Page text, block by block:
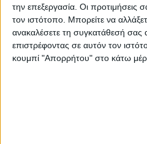
την επεξεργασία. Οι προτιμήσεις
τον ιστότοπο. Μπορείτε να
ανακαλέσετε τη συγκατάθεσή σας
επιστρέφοντας σε αυτόν τον
κουμπί "Απορρήτου" στο κάτω
Στο έτος αναφοράς
σε άλλες κοινωνικές
από το Κέντρο
Παράρτημα Ρομά.